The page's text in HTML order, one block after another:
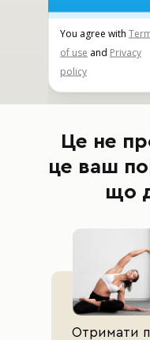
Це не
це ваш
що
Отримати